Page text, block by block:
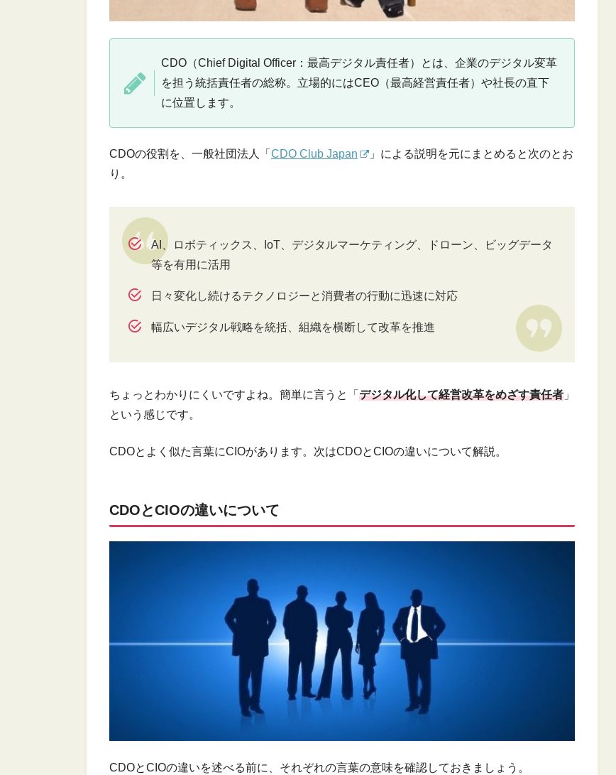
CDO（Chief Digital Officer：最高デジタル責任者）とは、企業のデジタル変革
を担う統括責任者の総称。立場的にはCEO（最高経営責任者）や社長の直下
に位置します。
CDOの役割を、一般社団法人「 CDO Club Japan
」による説明を元にまとめると次のとお
り。
AI、ロボティックス、IoT、デジタルマーケティング、ドローン、ビッグデータ
等を有用に活用
日々変化し続けるテクノロジーと消費者の行動に迅速に対応
幅広いデジタル戦略を統括、組織を横断して改革を推進
ちょっとわかりにくいですよね。簡単に言うと「 デジタル化して経営改革をめざす責任者 」
という感じです。
CDOとよく似た言葉にCIOがあります。次はCDOとCIOの違いについて解説。
CDOとCIOの違いについて
CDOとCIOの違いを述べる前に、それぞれの言葉の意味を確認しておきましょう。